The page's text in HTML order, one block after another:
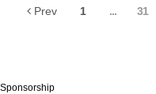
Prev 1 ... 31
Sponsorship